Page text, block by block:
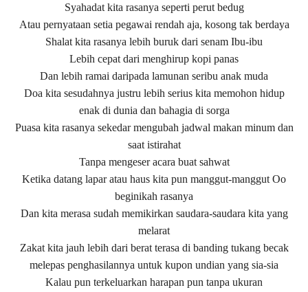
Syahadat kita rasanya seperti perut bedug
Atau pernyataan setia pegawai rendah aja, kosong tak berdaya
Shalat kita rasanya lebih buruk dari senam Ibu-ibu
Lebih cepat dari menghirup kopi panas
Dan lebih ramai daripada lamunan seribu anak muda
Doa kita sesudahnya justru lebih serius kita memohon hidup
enak di dunia dan bahagia di sorga
Puasa kita rasanya sekedar mengubah jadwal makan minum dan
saat istirahat
Tanpa mengeser acara buat sahwat
Ketika datang lapar atau haus kita pun manggut-manggut Oo
beginikah rasanya
Dan kita merasa sudah memikirkan saudara-saudara kita yang
melarat
Zakat kita jauh lebih dari berat terasa di banding tukang becak
melepas penghasilannya untuk kupon undian yang sia-sia
Kalau pun terkeluarkan harapan pun tanpa ukuran